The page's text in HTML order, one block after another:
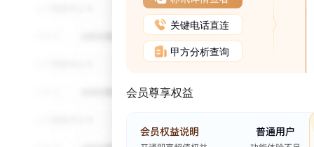
关键电话直连
甲方分析查询
会员尊享权益